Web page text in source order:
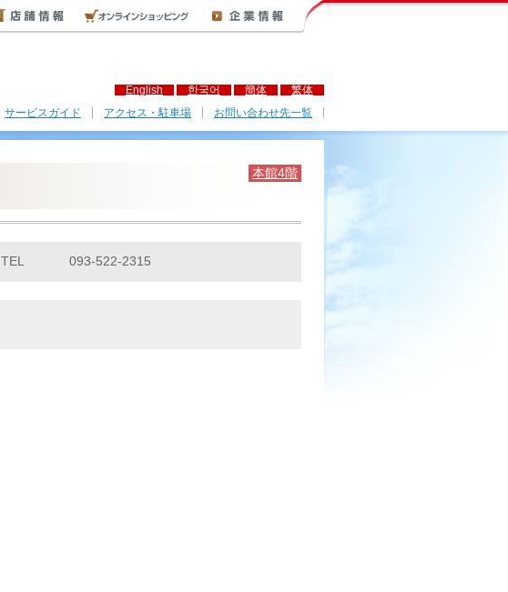
English 한국어 簡体 繁体
サービスガイド アクセス・駐車場 お問い合わせ先一覧
本館4階
TEL 093-522-2315